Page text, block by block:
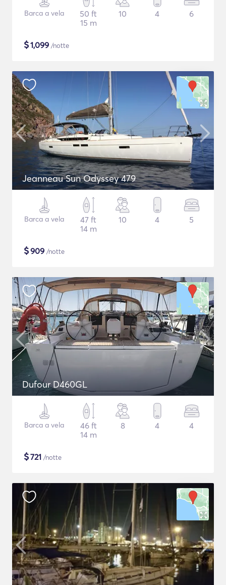
Barca a vela
50 ft
15 m
10 4 6
$1,099 /notte
Jeanneau Sun Odyssey 479
Barca a vela
47 ft
14 m
10 4 5
$909 /notte
Dufour D460GL
Barca a vela
46 ft
14 m
8 4 4
$721 /notte